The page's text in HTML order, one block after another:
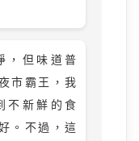
，但味道普
市霸王，我
不新鮮的食
。不過，這